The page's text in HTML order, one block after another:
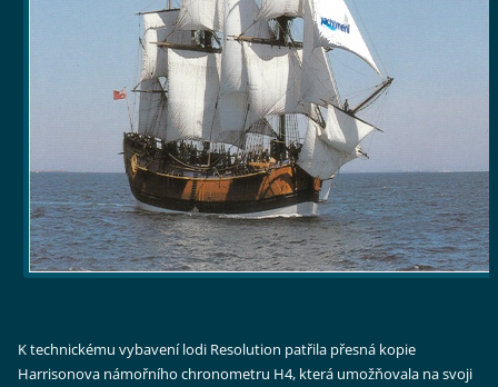
K technickému vybavení lodi Resolution patřila přesná kopie
Harrisonova námořního chronometru H4, která umožňovala na svoji